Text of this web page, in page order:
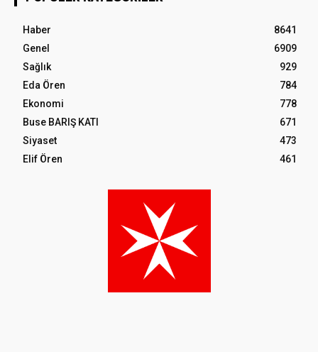
Haber
8641
Genel
6909
Sağlık
929
Eda Ören
784
Ekonomi
778
Buse BARIŞ KATI
671
Siyaset
473
Elif Ören
461